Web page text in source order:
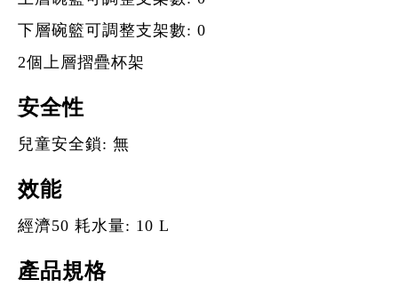
下層碗籃可調整支架數: 0
2個上層摺疊杯架
安全性
兒童安全鎖: 無
效能
經濟50 耗水量: 10 L
產品規格